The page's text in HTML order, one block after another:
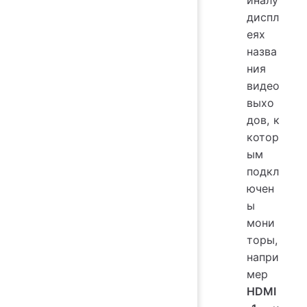
диспл
еях
назва
ния
видео
выхо
дов, к
котор
ым
подкл
ючен
ы
мони
торы,
напри
мер
HDMI